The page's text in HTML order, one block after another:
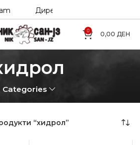
Директни увозници на
0 0,00 ДЕН
Categories
“хидрол”